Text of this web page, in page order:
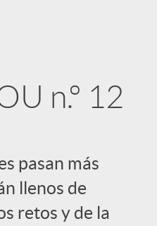
n.º 12
pasan más
llenos de
retos y de la